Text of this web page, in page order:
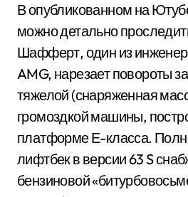
В опубликованном на
можно детально
Шафферт, один из
AMG, нарезает повороты
тяжелой (снаряженная
громоздкой машины,
платформе Е-класса.
лифтбек в версии 63 S
бензиновой